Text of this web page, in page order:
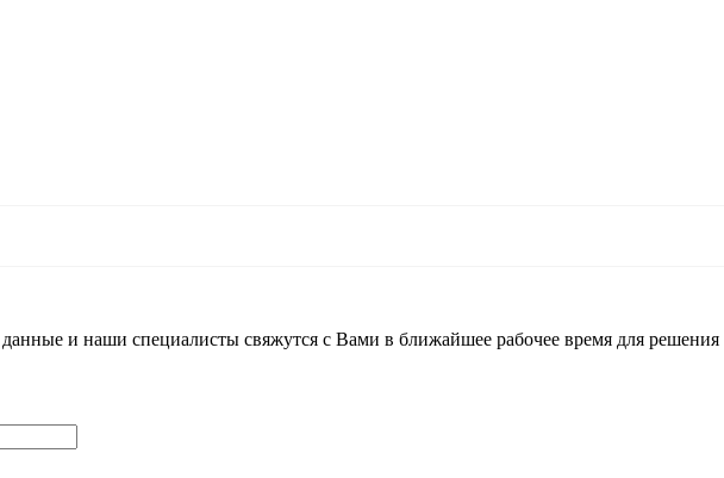
и наши специалисты свяжутся с Вами в ближайшее рабочее время для